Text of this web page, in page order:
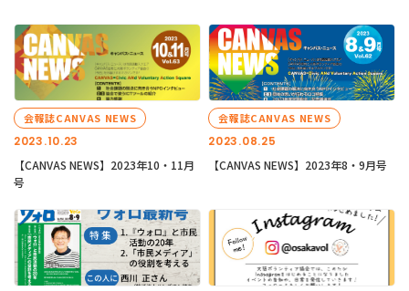
2023.10.23
会報誌CANVAS NEWS
【CANVAS NEWS】2023年10・11月
号
2023.08.25
会報誌CANVAS NEWS
【CANVAS NEWS】2023年8・9月号